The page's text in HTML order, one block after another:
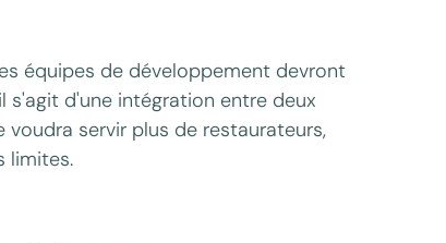
équipes de développement devront
s'agit d'une intégration entre deux
servir plus de restaurateurs,
limites.